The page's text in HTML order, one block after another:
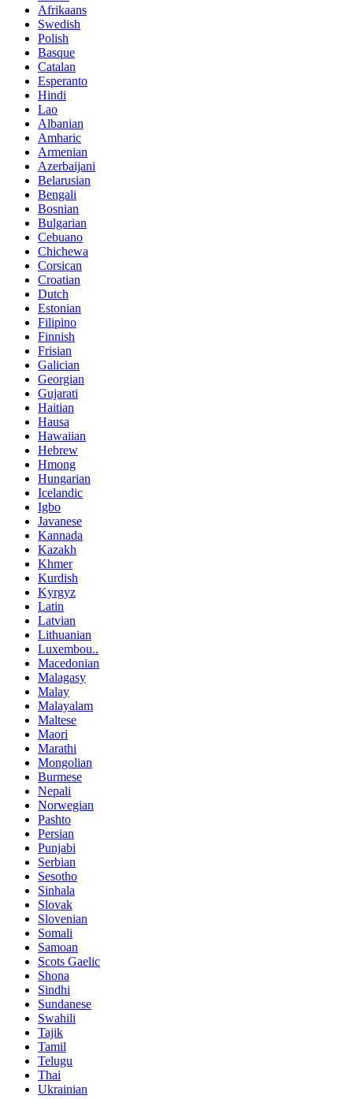
Afrikaans
Swedish
Polish
Basque
Catalan
Esperanto
Hindi
Lao
Albanian
Amharic
Armenian
Azerbaijani
Belarusian
Bengali
Bosnian
Bulgarian
Cebuano
Chichewa
Corsican
Croatian
Dutch
Estonian
Filipino
Finnish
Frisian
Galician
Georgian
Gujarati
Haitian
Hausa
Hawaiian
Hebrew
Hmong
Hungarian
Icelandic
Igbo
Javanese
Kannada
Kazakh
Khmer
Kurdish
Kyrgyz
Latin
Latvian
Lithuanian
Luxembou..
Macedonian
Malagasy
Malay
Malayalam
Maltese
Maori
Marathi
Mongolian
Burmese
Nepali
Norwegian
Pashto
Persian
Punjabi
Serbian
Sesotho
Sinhala
Slovak
Slovenian
Somali
Samoan
Scots Gaelic
Shona
Sindhi
Sundanese
Swahili
Tajik
Tamil
Telugu
Thai
Ukrainian